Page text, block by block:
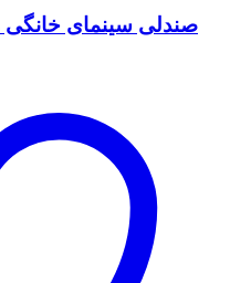
صندلی سینمای